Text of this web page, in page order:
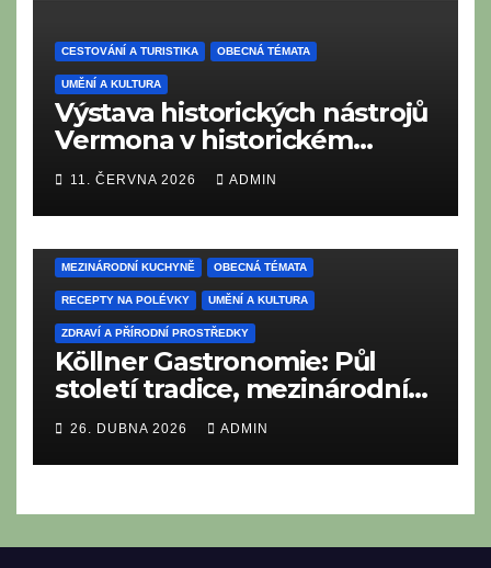
CESTOVÁNÍ A TURISTIKA OBECNÁ TÉMATA
UMĚNÍ A KULTURA
Výstava historických nástrojů
Vermona v historickém
Profen Festival Hall
11. ČERVNA 2026 ADMIN
MEZINÁRODNÍ KUCHYNĚ OBECNÁ TÉMATA
RECEPTY NA POLÉVKY UMĚNÍ A KULTURA
ZDRAVÍ A PŘÍRODNÍ PROSTŘEDKY
Köllner Gastronomie: Půl
století tradice, mezinárodní
vize a rodinné srdce
26. DUBNA 2026 ADMIN